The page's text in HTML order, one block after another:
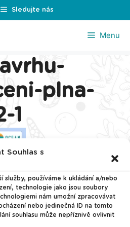
Souhlas s
služby, používáme k ukládání a/nebo
technologie jako jsou soubory
nám umožní zpracovávat
nebo jedinečná ID na tomto
souhlasu může nepříznivě ovlivnit
Sledujte nás
Menu
plna-
1